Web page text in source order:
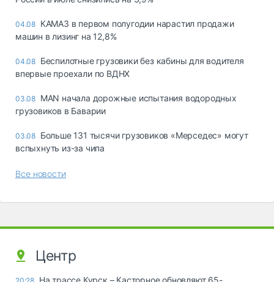
04.08 КАМАЗ в первом полугодии нарастил продажи
машин в лизинг на 12,8%
04.08 Беспилотные грузовики без кабины для водителя
впервые проехали по ВДНХ
03.08 MAN начала дорожные испытания водородных
грузовиков в Баварии
03.08 Больше 131 тысячи грузовиков «Мерседес» могут
вспыхнуть из-за чипа
Все новости
Центр
На трассе Курск – Касторное обновляют 65-